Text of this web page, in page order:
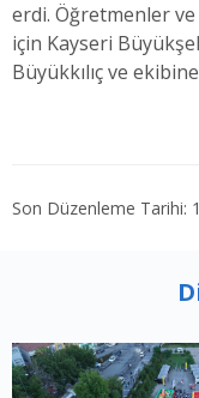
erdi. Öğretmenler
için Kayseri
Büyükkılıç ve
Son Düzenleme Tarihi: